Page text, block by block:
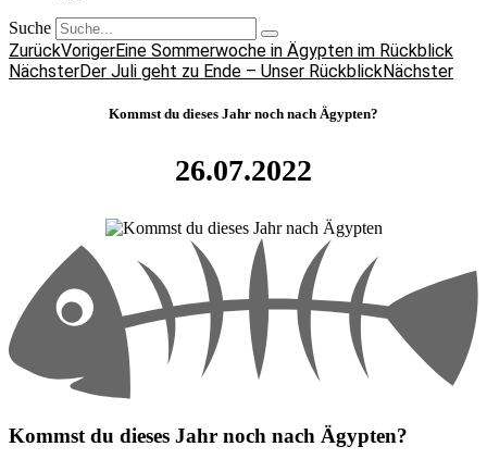
Suche
ZurückVorigerEine Sommerwoche in Ägypten im Rückblick
NächsterDer Juli geht zu Ende – Unser RückblickNächster
Kommst du dieses Jahr noch nach Ägypten?
26.07.2022
Kommst du dieses Jahr noch nach Ägypten?
Nein,
Tauchurlaub
Ägypten
geplant,
frühestens
Jahr